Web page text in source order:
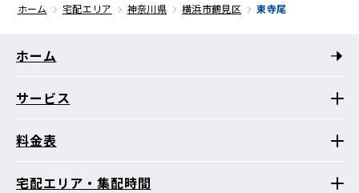
ホーム 宅配エリア 神奈川県 横浜市鶴見区 東寺尾
ホーム
サービス
料金表
宅配エリア・集配時間